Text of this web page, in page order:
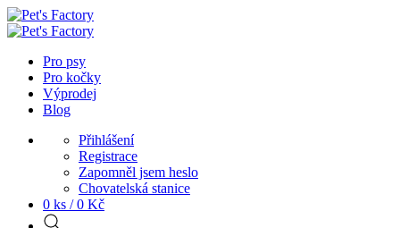
Pro psy
Pro kočky
Výprodej
Blog
Přihlášení
Registrace
Zapomněl jsem heslo
Chovatelská stanice
0 ks / 0 Kč